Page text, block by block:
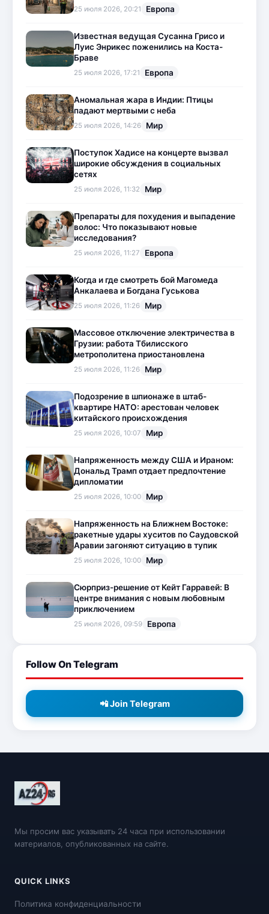
25 июля 2026, 20:21 Европа
Известная ведущая Сусанна Грисо и
Луис Энрикес поженились на Коста-
Браве
25 июля 2026, 17:21 Европа
Аномальная жара в Индии: Птицы
падают мертвыми с неба
25 июля 2026, 14:26 Мир
Поступок Хадисе на концерте вызвал
широкие обсуждения в социальных
сетях
25 июля 2026, 11:32 Мир
Препараты для похудения и выпадение
волос: Что показывают новые
исследования?
25 июля 2026, 11:27 Европа
Когда и где смотреть бой Магомеда
Анкалаева и Богдана Гуськова
25 июля 2026, 11:26 Мир
Массовое отключение электричества в
Грузии: работа Тбилисского
метрополитена приостановлена
25 июля 2026, 11:26 Мир
Подозрение в шпионаже в штаб-
квартире НАТО: арестован человек
китайского происхождения
25 июля 2026, 10:07 Мир
Напряженность между США и Ираном:
Дональд Трамп отдает предпочтение
дипломатии
25 июля 2026, 10:00 Мир
Напряженность на Ближнем Востоке:
ракетные удары хуситов по Саудовской
Аравии загоняют ситуацию в тупик
25 июля 2026, 10:00 Мир
Сюрприз-решение от Кейт Гарравей: В
центре внимания с новым любовным
приключением
25 июля 2026, 09:59 Европа
Follow On Telegram
📲 Join Telegram
Мы просим вас указывать 24 часа при использовании
материалов, опубликованных на сайте.
QUICK LINKS
Политика конфиденциальности